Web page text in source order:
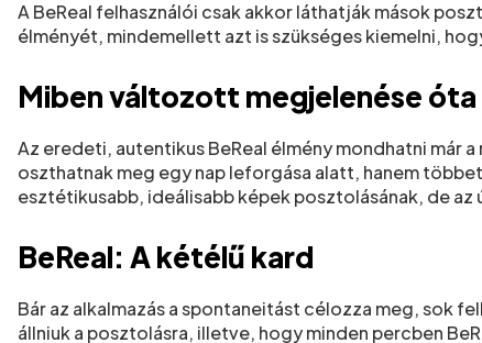
A BeReal felhasználói csak akkor láthatják mások
élményét, mindemellett azt is szükséges kiemelni,
Miben változott megjelenése óta
Az eredeti, autentikus BeReal élmény mondhatni már
oszthatnak meg egy nap leforgása alatt, hanem
esztétikusabb, ideálisabb képek posztolásának, de
BeReal: A kétélű kard
Bár az alkalmazás a spontaneitást célozza meg, sok
állniuk a posztolásra, illetve, hogy minden percben